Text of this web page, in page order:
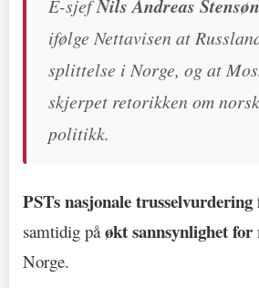
E-sjefNils Andreas
ifølge Nettavisen at
splittelse i Norge, og at
skjerpet retorikken om
politikk.
PSTs nasjonale trusselvurdering
samtidig påøkt sannsynlighet for
Norge.